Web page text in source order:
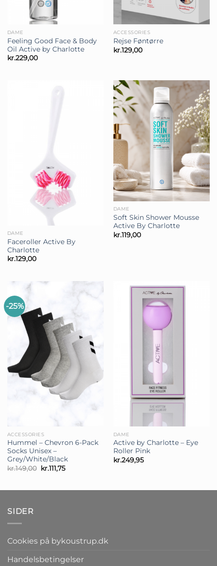
DAME
Feeling Good Face & Body
Oil Active by Charlotte
kr.229,00
ACCESSORIES
Rejse Føntørre
kr.129,00
DAME
Faceroller Active By
Charlotte
kr.129,00
DAME
Soft Skin Shower Mousse
Active By Charlotte
kr.119,00
-25%
ACCESSORIES
Hummel – Chevron 6-Pack
Socks Unisex –
Grey/White/Black
kr.149,00 Den
oprindelige
kr.111,75Den
DAME
Active by Charlotte – Eye
Roller Pink
kr.249,95
SIDER
Cookies på bykoustrup.dk
Handelsbetingelser